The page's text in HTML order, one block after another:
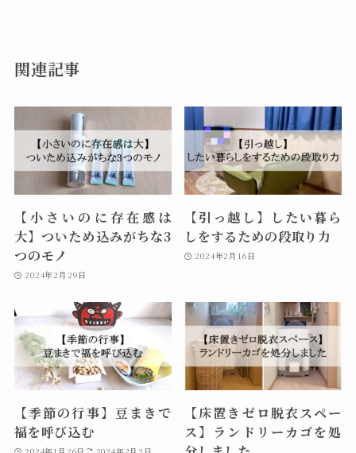
関連記事
【小さいのに存在感は
大】ついため込みがちな3
つのモノ
2024年2月29日
【引っ越し】したい暮ら
しをするための段取り力
2024年2月16日
【季節の行事】豆まきで
福を呼び込む
【床置きゼロ脱衣スペー
ス】ランドリーカゴを処